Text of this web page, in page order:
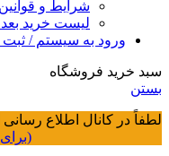
شرایط و
لیست خرید
ورود به سیستم / ثبت
سبد خرید فروشگاه
بستن
لطفاً در کانال اطلاع رسانی